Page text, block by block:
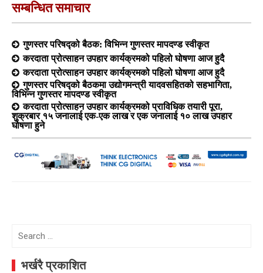
सम्बन्धित समाचार
गुणस्तर परिषद्को बैठक: विभिन्न गुणस्तर मापदण्ड स्वीकृत
करदाता प्रोत्साहन उपहार कार्यक्रमको पहिलो घोषणा आज हुदै
करदाता प्रोत्साहन उपहार कार्यक्रमको पहिलो घोषणा आज हुदै
गुणस्तर परिषद्को बैठकमा उद्योगमन्त्री यादवसहितको सहभागिता,
विभिन्न गुणस्तर मापदण्ड स्वीकृत
करदाता प्रोत्साहन उपहार कार्यक्रमको प्राविधिक तयारी पूरा,
शुक्रबार १५ जनालाई एक-एक लाख र एक जनालाई १० लाख उपहार
घोषणा हुने
Search
भर्खरै प्रकाशित